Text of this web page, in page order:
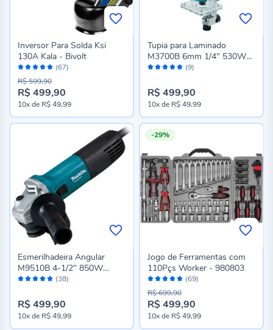
Avaliação:
96%
(67)
Inversor Para Solda Ksi
130A Kala - Bivolt
Preço
especial
R$ 499,90
R$ 599,90
10xde R$ 49,99
Avaliação: (9)
Tupia para Laminado
M3700B 6mm 1/4" 530W
Makita
R$ 499,90
10xde R$ 49,99
Avaliação: (38)
Esmerilhadeira Angular
M9510B 4-1/2" 850W
Makita
R$ 499,90
10xde R$ 49,99
-29%
Avaliação:
98%
(69)
Jogo de Ferramentas com
110Pçs Worker - 980803
Preço
especial
R$ 499,90
R$ 699,90
10xde R$ 49,99